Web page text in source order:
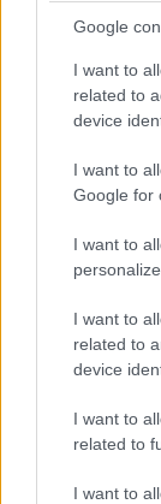
Google
I want to
related to
device
I want to
Google for
I want to
I want to
related to
device
I want to
related to
I want to